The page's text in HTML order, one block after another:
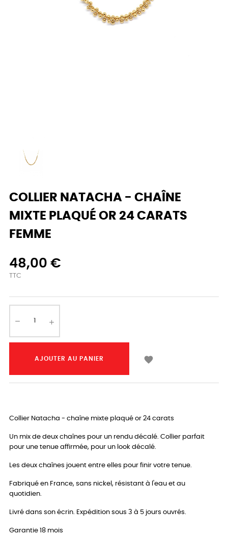
COLLIER NATACHA - CHAÎNE
MIXTE PLAQUÉ OR 24 CARATS
FEMME
48,00 €
TTC
AJOUTER AU PANIER 
Collier Natacha - chaîne mixte plaqué or 24 carats
Un mix de deux chaînes pour un rendu décalé. Collier parfait
pour une tenue affirmée, pour un look décalé.
Les deux chaînes jouent entre elles pour finir votre tenue.
Fabriqué en France, sans nickel, résistant à l'eau et au
quotidien.
Livré dans son écrin. Expédition sous 3 à 5 jours ouvrés.
Garantie 18 mois